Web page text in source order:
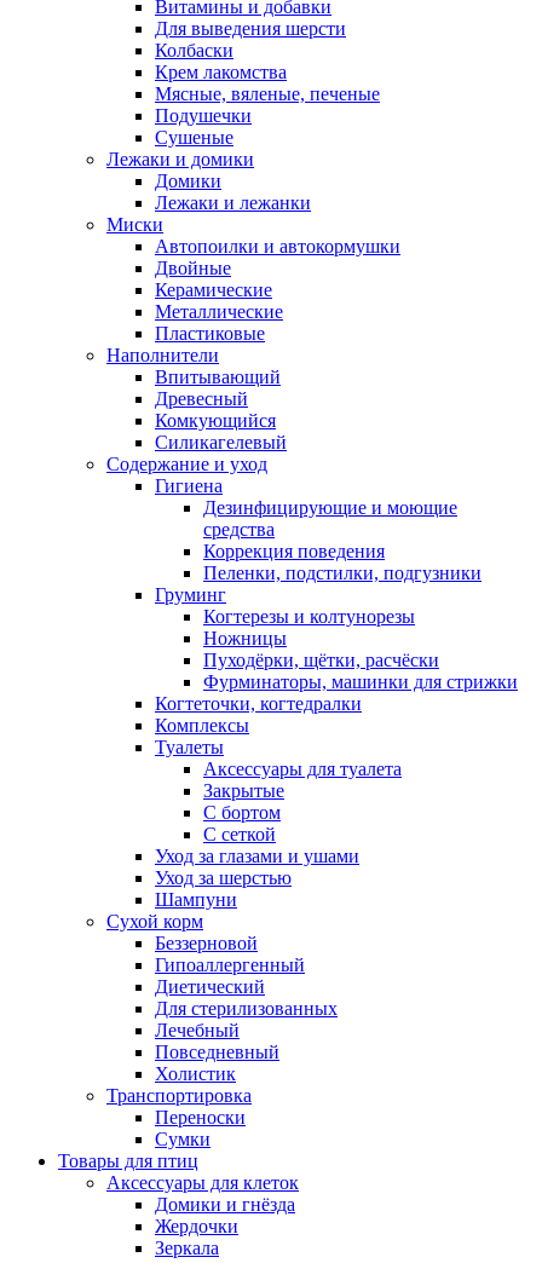
Витамины и добавки
Для выведения шерсти
Колбаски
Крем лакомства
Мясные, вяленые, печеные
Подушечки
Сушеные
Лежаки и домики
Домики
Лежаки и лежанки
Миски
Автопоилки и автокормушки
Двойные
Керамические
Металлические
Пластиковые
Наполнители
Впитывающий
Древесный
Комкующийся
Силикагелевый
Содержание и уход
Гигиена
Дезинфицирующие и моющие
средства
Коррекция поведения
Пеленки, подстилки, подгузники
Груминг
Когтерезы и колтунорезы
Ножницы
Пуходёрки, щётки, расчёски
Фурминаторы, машинки для стрижки
Когтеточки, когтедралки
Комплексы
Туалеты
Аксессуары для туалета
Закрытые
С бортом
С сеткой
Уход за глазами и ушами
Уход за шерстью
Шампуни
Сухой корм
Беззерновой
Гипоаллергенный
Диетический
Для стерилизованных
Лечебный
Повседневный
Холистик
Транспортировка
Переноски
Сумки
Товары для птиц
Аксессуары для клеток
Домики и гнёзда
Жердочки
Зеркала